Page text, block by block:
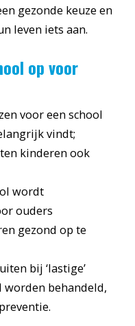
gezonde keuze en
leven iets aan.
op voor
voor een school
vindt;
kinderen ook
wordt
ouders
gezond op te
bij ‘lastige’
behandeld,